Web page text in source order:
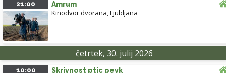
21:00 Amrum
Kinodvor dvorana,Ljubljana
četrtek, 30. julij 2026
10:00 Skrivnost ptic pevk